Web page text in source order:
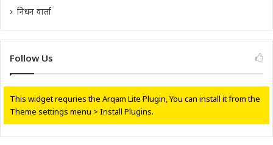
निधन वार्ता
Follow Us
This widget requries the Arqam Lite Plugin, You can install it from the
Theme settings menu > Install Plugins.